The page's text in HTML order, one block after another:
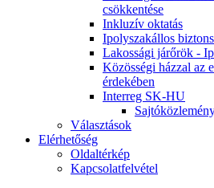
csökkentése
Inkluzív oktatás
Ipolyszakállos
Lakossági járőrök -
Közösségi házzal az
érdekében
Interreg SK-HU
Választások
Elérhetőség
Oldaltérkép
Kapcsolatfelvétel